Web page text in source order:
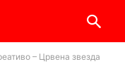
– Црвена звезда